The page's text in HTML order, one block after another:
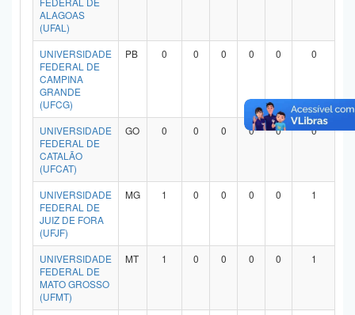
ALAGOAS
(UFAL)
UNIVERSIDADE
FEDERAL DE
CAMPINA
GRANDE
(UFCG)
PB 0 0 0 0 0 0
UNIVERSIDADE
FEDERAL DE
CATALÃO
(UFCAT)
GO 0 0 0 0 0 0
UNIVERSIDADE
FEDERAL DE
JUIZ DE FORA
(UFJF)
MG 1 0 0 0 0 1
UNIVERSIDADE
FEDERAL DE
MATO GROSSO
(UFMT)
MT 1 0 0 0 0 1